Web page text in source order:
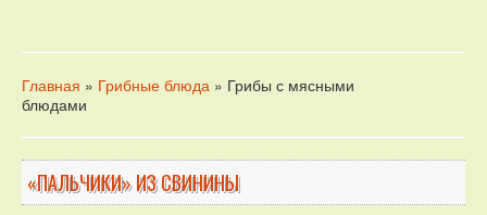
Главная » Грибные блюда » Грибы с мясными
блюдами
«ПАЛЬЧИКИ» ИЗ СВИНИНЫ